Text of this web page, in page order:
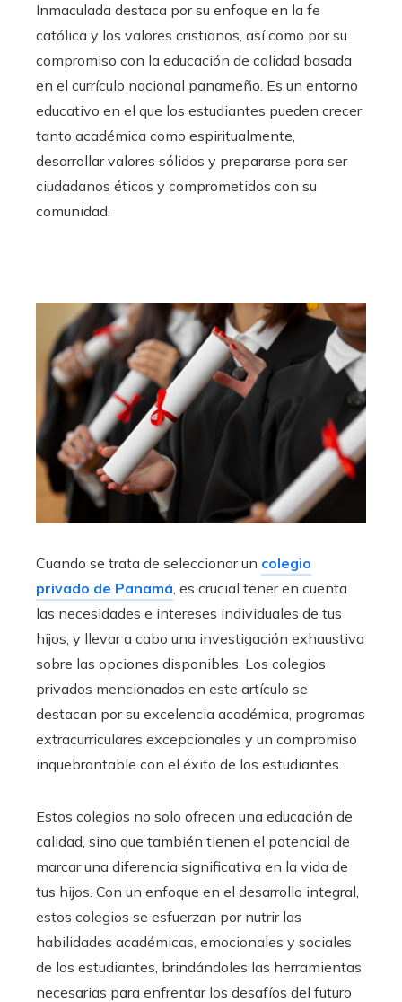
Inmaculada destaca por su enfoque en la fe
católica y los valores cristianos, así como por su
compromiso con la educación de calidad basada
en el currículo nacional panameño. Es un entorno
educativo en el que los estudiantes pueden crecer
tanto académica como espiritualmente,
desarrollar valores sólidos y prepararse para ser
ciudadanos éticos y comprometidos con su
comunidad.
Cuando se trata de seleccionar un colegio
privado de Panamá , es crucial tener en cuenta
las necesidades e intereses individuales de tus
hijos, y llevar a cabo una investigación exhaustiva
sobre las opciones disponibles. Los colegios
privados mencionados en este artículo se
destacan por su excelencia académica, programas
extracurriculares excepcionales y un compromiso
inquebrantable con el éxito de los estudiantes.
Estos colegios no solo ofrecen una educación de
calidad, sino que también tienen el potencial de
marcar una diferencia significativa en la vida de
tus hijos. Con un enfoque en el desarrollo integral,
estos colegios se esfuerzan por nutrir las
habilidades académicas, emocionales y sociales
de los estudiantes, brindándoles las herramientas
necesarias para enfrentar los desafíos del futuro